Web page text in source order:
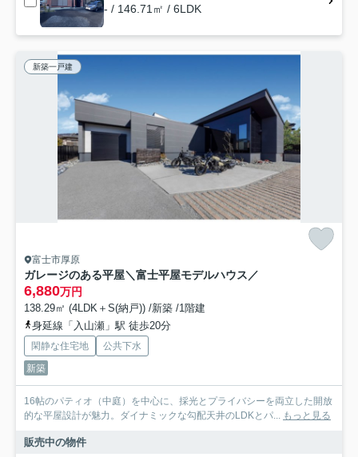
- / 146.71㎡ / 6LDK
新築一戸建
富士市厚原
ガレージのある平屋＼富士平屋モデルハウス／
6,880万円
138.29㎡ (4LDK＋S(納戸)) /新築 /1階建
身延線「入山瀬」駅 徒歩20分
閑静な住宅地
公共下水
新築
16帖のパティオ（中庭）を中心に、採光とプライバシーを両立した開放
的な平屋設計が魅力。ダイナミックな勾配天井のLDKとパ... もっと見る
販売中の物件